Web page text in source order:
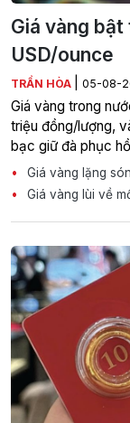
Giá vàng bật
USD/ounce
TRẦN HÒA 05-08-
Giá vàng trong
triệu đồng/lượng,
bạc giữ đà phục
Giá vàng lặng
Giá vàng lùi về